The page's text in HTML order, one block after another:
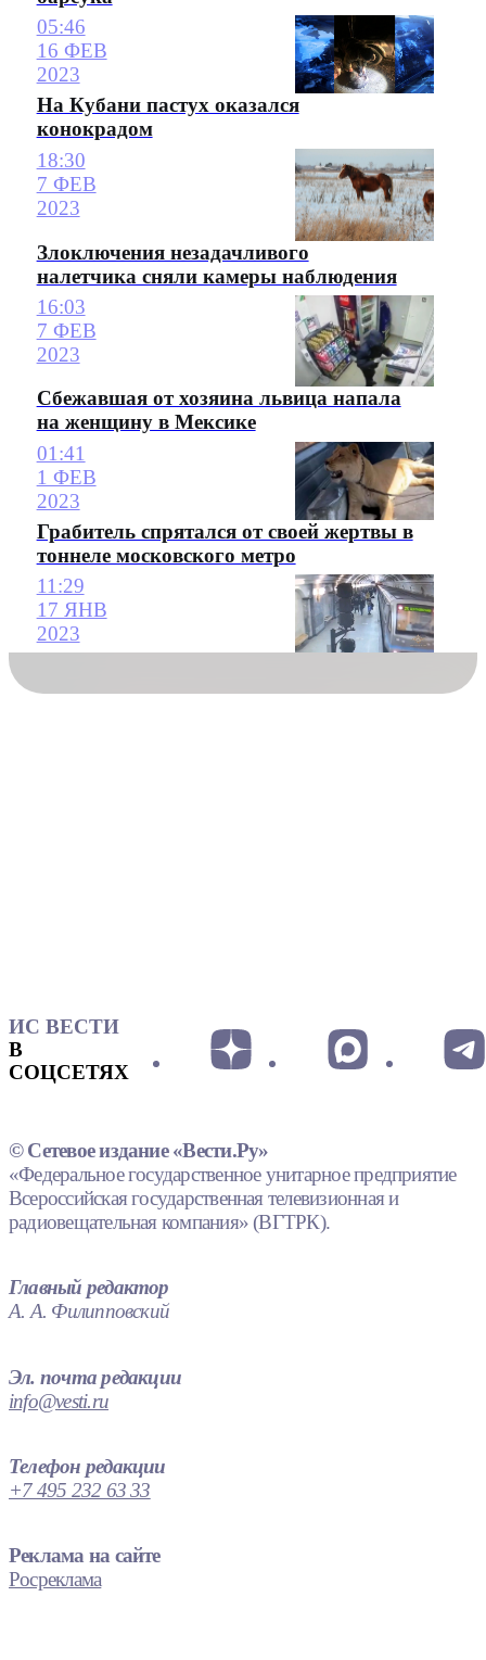
05:46
16 ФЕВ
2023
На Кубани пастух оказался
конокрадом
18:30
7 ФЕВ
2023
Злоключения незадачливого
налетчика сняли камеры наблюдения
16:03
7 ФЕВ
2023
Сбежавшая от хозяина львица напала
на женщину в Мексике
01:41
1 ФЕВ
2023
Грабитель спрятался от своей жертвы в
тоннеле московского метро
11:29
17 ЯНВ
2023
ИС ВЕСТИ
В
СОЦСЕТЯХ
© Сетевое издание «Вести.Ру»
«Федеральное государственное унитарное предприятие
Всероссийская государственная телевизионная и
радиовещательная компания» (ВГТРК).
Главный редактор
А. А. Филипповский
Эл. почта редакции
info@vesti.ru
Телефон редакции
+7 495 232 63 33
Реклама на сайте
Росреклама